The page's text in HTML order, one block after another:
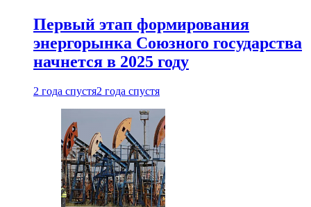
Первый этап формирования
энергорынка Союзного государства
начнется в 2025 году
2 года спустя2 года спустя